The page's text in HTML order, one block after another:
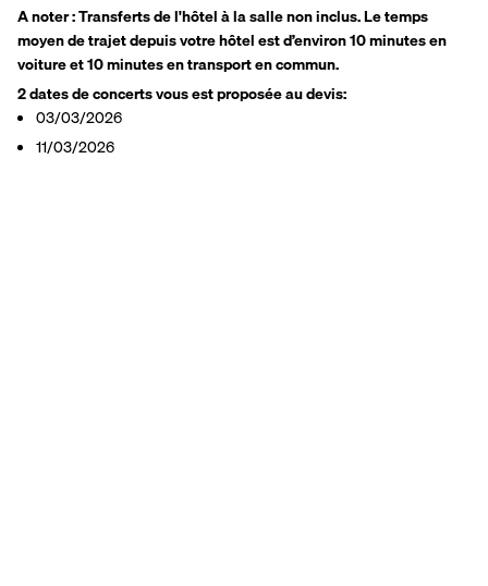
A noter : Transferts de l'hôtel à la salle non inclus. Le temps
moyen de trajet depuis votre hôtel est d’environ 10 minutes en
voiture et 10 minutes en transport en commun.
2 dates de concerts vous est proposée au devis:
03/03/2026
11/03/2026